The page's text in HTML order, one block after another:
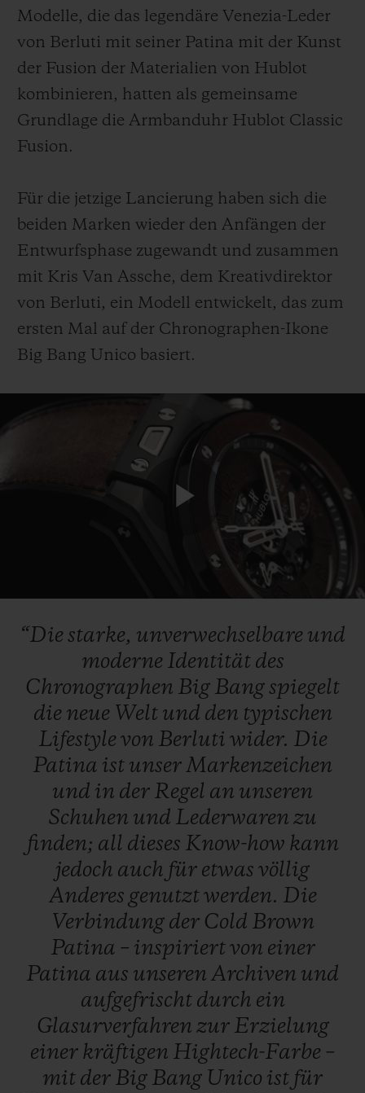
Modelle, die das legendäre Venezia-Leder
von Berluti mit seiner Patina mit der Kunst
der Fusion der Materialien von Hublot
kombinieren, hatten als gemeinsame
Grundlage die Armbanduhr Hublot Classic
Fusion.
Für die jetzige Lancierung haben sich die
beiden Marken wieder den Anfängen der
Entwurfsphase zugewandt und zusammen
mit Kris Van Assche, dem Kreativdirektor
von Berluti, ein Modell entwickelt, das zum
ersten Mal auf der Chronographen-Ikone
Big Bang Unico basiert.
Play
Video
“Die starke, unverwechselbare und
moderne Identität des
Chronographen Big Bangspiegelt
die neue Welt und den typischen
Lifestyle von Berluti wider. Die
Patina ist unserMarkenzeichen
und in der Regel an unseren
Schuhen und Lederwaren zu
finden; all dieses Know-how kann
jedoch auch für etwas völlig
Anderes genutztwerden. Die
Verbindung der Cold Brown
Patina – inspiriertvon einer
Patina aus unseren Archiven und
aufgefrischt durch ein
Glasurverfahren zur Erzielung
einer kräftigen Hightech-Farbe –
mit der Big Bang Unico ist für